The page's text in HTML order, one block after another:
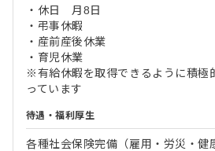
・休日 月8日
・弔事休暇
・産前産後休業
・育児休業
※有給休暇を取得できるように積極
っています
待遇・福利厚生
各種社会保険完備（雇用・労災・健